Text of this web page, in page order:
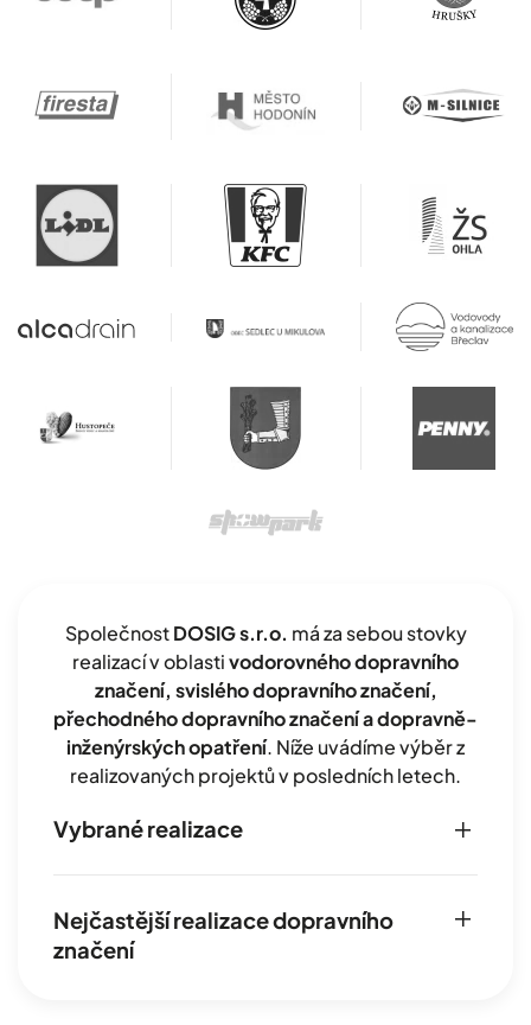
SpolečnostDOSIG s.r.o. má za sebou stovky
realizací v oblastivodorovného dopravního
značení, svislého dopravního značení,
přechodného dopravního značení a dopravně-
inženýrských opatření. Níže uvádíme výběr z
realizovaných projektů v posledních letech.
Vybrané realizace
Nejčastější realizace dopravního
značení